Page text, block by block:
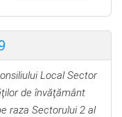
Local Sector
de învăţământ
raza Sectorului 2 al